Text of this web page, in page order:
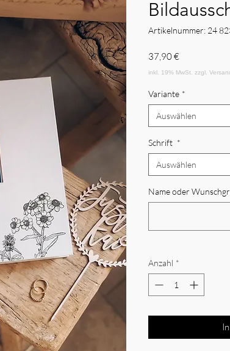
Artikelnummer: 24
37,90 €Preis
Variante *
Auswählen
Schrift *
Auswählen
Name oder
Anzahl *